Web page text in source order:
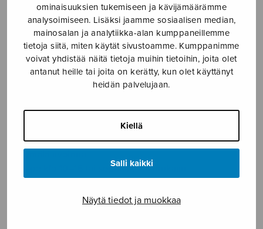
ominaisuuksien tukemiseen ja kävijämäärämme
analysoimiseen. Lisäksi jaamme sosiaalisen median,
mainosalan ja analytiikka-alan kumppaneillemme
tietoja siitä, miten käytät sivustoamme. Kumppanimme
voivat yhdistää näitä tietoja muihin tietoihin, joita olet
antanut heille tai joita on kerätty, kun olet käyttänyt
heidän palvelujaan.
Kiellä
Salli kaikki
Näytä tiedot ja muokkaa
SOITINMUSIIKKI
YKSINLAULU
Sulasol nuottikauppa
ma–pe klo 10–16 tai sopimuksen mukaan
Tallberginkatu 1 B, 1,5 krs.